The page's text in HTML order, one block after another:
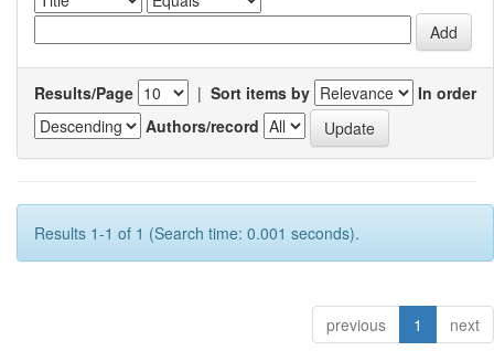
Results/Page | Sort items by
In order
Authors/record
Results 1-1 of 1 (Search time: 0.001 seconds).
previous 1 next